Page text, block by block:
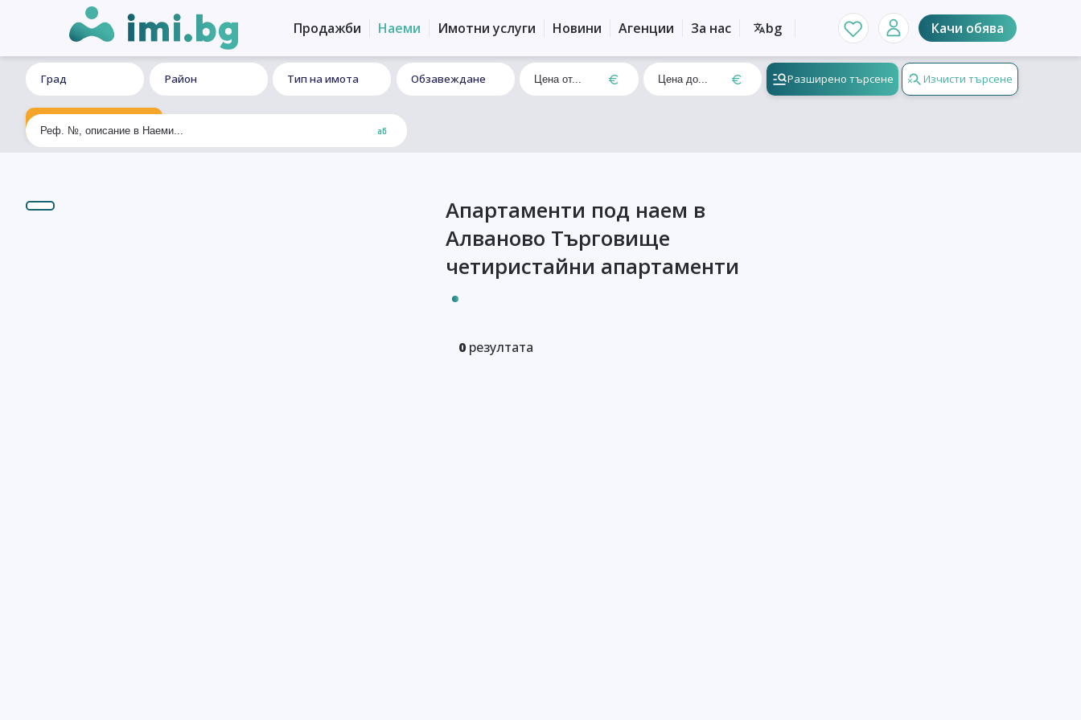
Продажби Наеми Имотни услуги Новини Агенции За нас bg Качи обява
Град Район Тип на имота Обзавеждане Разширено търсене Изчисти търсене
Ексклузивно търсене
Апартаменти под наем в
Алваново Търговище
четиристайни апартаменти
0 резултата